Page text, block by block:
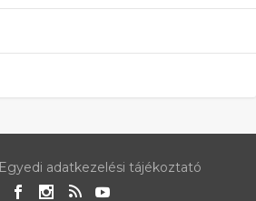
Egyedi adatkezelési tájékoztató